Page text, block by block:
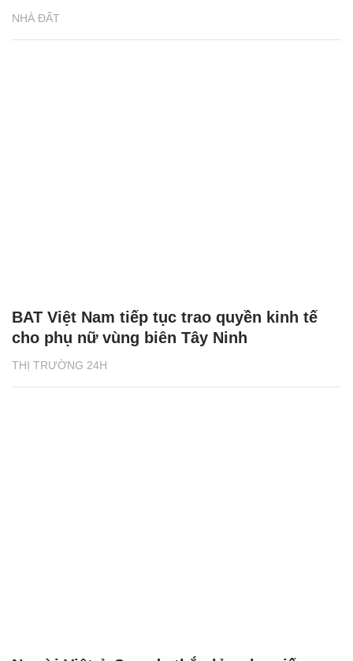
NHÀ ĐẤT
THỊ TRƯỜNG 24H
BAT Việt Nam tiếp tục trao quyền kinh tế
cho phụ nữ vùng biên Tây Ninh